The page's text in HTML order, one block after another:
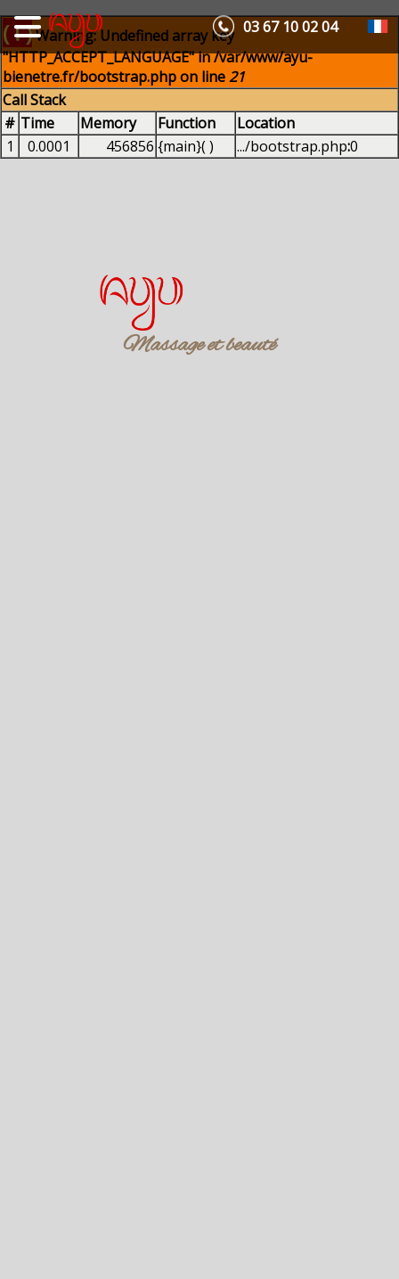
( ! )Warning: Undefined array key
"HTTP_ACCEPT_LANGUAGE" in /var/www/ayu-
bienetre.fr/bootstrap.php on line21
Call Stack
# Time Memory Function
Location
1
0.0001 456856 {main}( ) .../bootstrap.php:0
03 67 10 02 04
Massage et beauté